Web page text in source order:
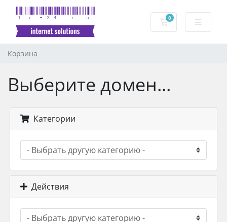
0
Корзина
Корзина
Выберите домен...
Категории
Действия